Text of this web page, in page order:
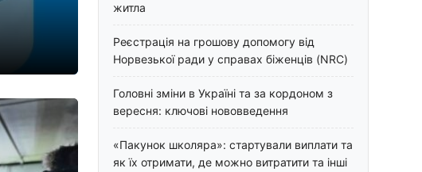
житла
Реєстрація на грошову допомогу від
Норвезької ради у справах біженців (NRC)
Головні зміни в Україні та за кордоном з
вересня: ключові нововведення
«Пакунок школяра»: стартували виплати та
як їх отримати, де можно витратити та інші